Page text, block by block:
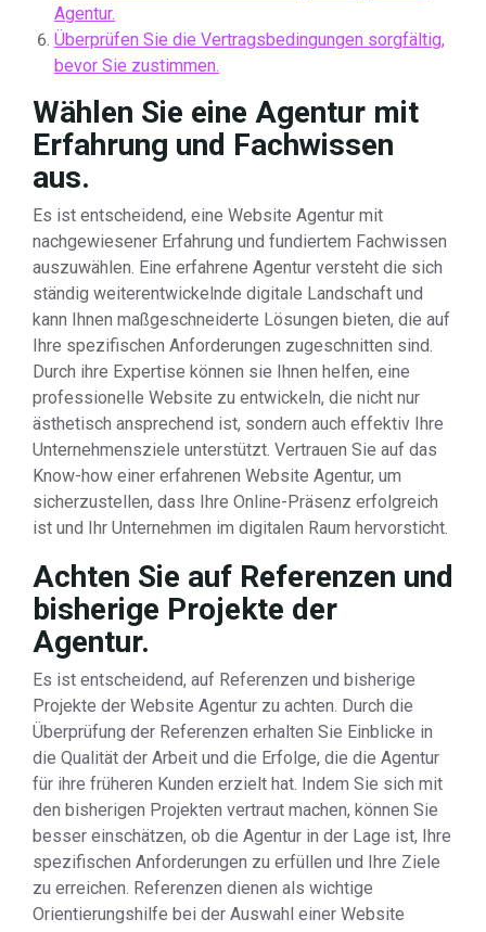
Agentur.
Überprüfen Sie die Vertragsbedingungen sorgfältig,
bevor Sie zustimmen.
Wählen Sie eine Agentur mit
Erfahrung und Fachwissen
aus.
Es ist entscheidend, eine Website Agentur mit
nachgewiesener Erfahrung und fundiertem Fachwissen
auszuwählen. Eine erfahrene Agentur versteht die sich
ständig weiterentwickelnde digitale Landschaft und
kann Ihnen maßgeschneiderte Lösungen bieten, die auf
Ihre spezifischen Anforderungen zugeschnitten sind.
Durch ihre Expertise können sie Ihnen helfen, eine
professionelle Website zu entwickeln, die nicht nur
ästhetisch ansprechend ist, sondern auch effektiv Ihre
Unternehmensziele unterstützt. Vertrauen Sie auf das
Know-how einer erfahrenen Website Agentur, um
sicherzustellen, dass Ihre Online-Präsenz erfolgreich
ist und Ihr Unternehmen im digitalen Raum hervorsticht.
Achten Sie auf Referenzen und
bisherige Projekte der
Agentur.
Es ist entscheidend, auf Referenzen und bisherige
Projekte der Website Agentur zu achten. Durch die
Überprüfung der Referenzen erhalten Sie Einblicke in
die Qualität der Arbeit und die Erfolge, die die Agentur
für ihre früheren Kunden erzielt hat. Indem Sie sich mit
den bisherigen Projekten vertraut machen, können Sie
besser einschätzen, ob die Agentur in der Lage ist, Ihre
spezifischen Anforderungen zu erfüllen und Ihre Ziele
zu erreichen. Referenzen dienen als wichtige
Orientierungshilfe bei der Auswahl einer Website